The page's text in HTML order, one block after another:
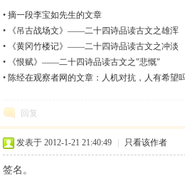
• 摘一段李宝如先生的文章
•
《吊古战场文》——二十四诗品读古文之雄浑
•
《黄冈竹楼记》——二十四诗品读古文之冲淡
•
《恨赋》——二十四诗品读古文之"悲慨"
• 陈经在观察者网的文章：人机对抗，人有希望
回复
发表于 2012-1-21 21:40:49 只看该作者
签名。